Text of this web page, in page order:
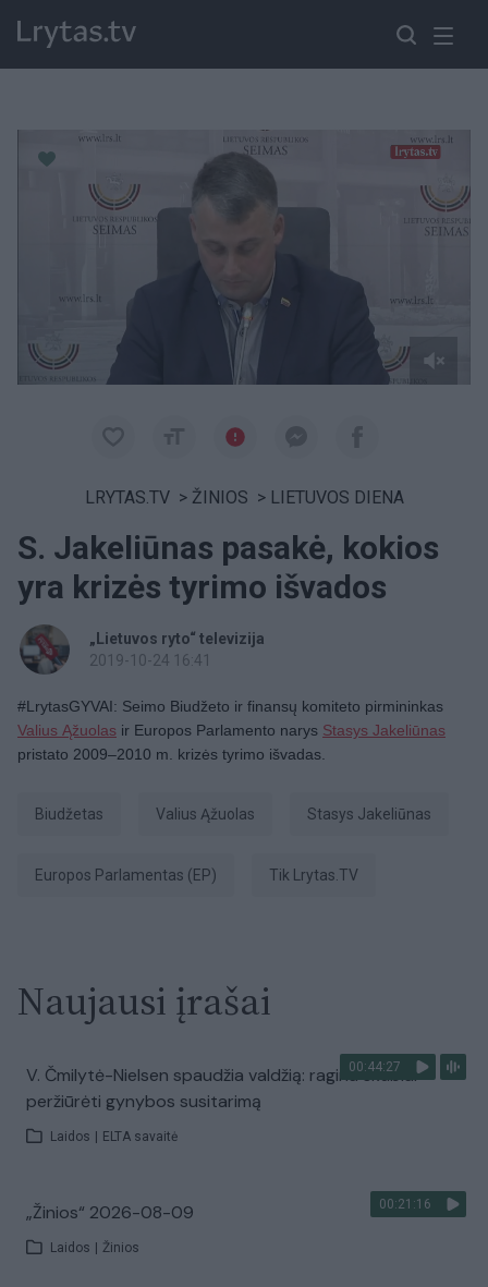
LRYTAS.TV > ŽINIOS > LIETUVOS DIENA
S. Jakeliūnas pasakė, kokios
yra krizės tyrimo išvados
„Lietuvos ryto“ televizija
2019-10-24 16:41
#LrytasGYVAI: Seimo Biudžeto ir finansų komiteto pirmininkas
Valius Ąžuolas ir Europos Parlamento narys Stasys Jakeliūnas
pristato 2009–2010 m. krizės tyrimo išvadas.
biudžetas Valius Ąžuolas Stasys Jakeliūnas
Europos Parlamentas (EP) tik Lrytas.TV
Naujausi įrašai
00:44:27
V. Čmilytė-Nielsen spaudžia valdžią: ragina skubiai
peržiūrėti gynybos susitarimą
Laidos ELTA savaitė
00:21:16
„Žinios“ 2026-08-09
Laidos Žinios